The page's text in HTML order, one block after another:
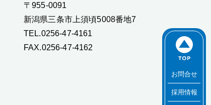
〒955-0091
新潟県三条市上須頃5008番地7
TEL.0256-47-4161
FAX.0256-47-4162
お問合せ
採用情報